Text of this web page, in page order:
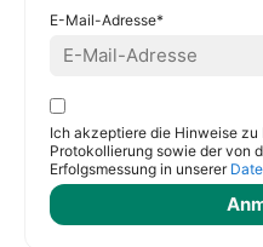
E-Mail-Adresse*
Ich akzeptiere die Hinweise zu
Protokollierung sowie der von
Erfolgsmessung in unserer